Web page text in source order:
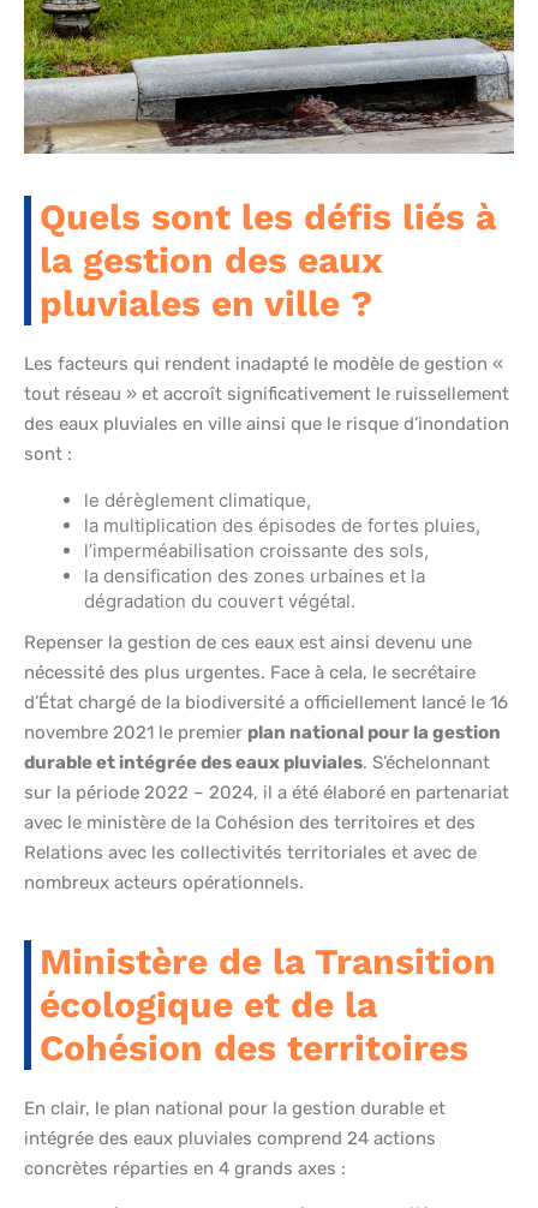
Quels sont les défis liés à
la gestion des eaux
pluviales en ville ?
Les facteurs qui rendent inadapté le modèle de gestion «
tout réseau » et accroît significativement le ruissellement
des eaux pluviales en ville ainsi que le risque d’inondation
sont :
le dérèglement climatique,
la multiplication des épisodes de fortes pluies,
l’imperméabilisation croissante des sols,
la densification des zones urbaines et la
dégradation du couvert végétal.
Repenser la gestion de ces eaux est ainsi devenu une
nécessité des plus urgentes. Face à cela, le secrétaire
d’État chargé de la biodiversité a officiellement lancé le 16
novembre 2021 le premier plan national pour la gestion
durable et intégrée des eaux pluviales. S’échelonnant
sur la période 2022 – 2024, il a été élaboré en partenariat
avec le ministère de la Cohésion des territoires et des
Relations avec les collectivités territoriales et avec de
nombreux acteurs opérationnels.
Ministère de la Transition
écologique et de la
Cohésion des territoires
En clair, le plan national pour la gestion durable et
intégrée des eaux pluviales comprend 24 actions
concrètes réparties en 4 grands axes :